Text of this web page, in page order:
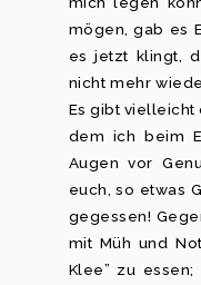
mögen, gab es
es jetzt klingt,
nicht mehr
Es gibt vielleicht
dem ich beim
Augen vor
euch, so etwas
gegessen!
mit Müh und
Klee” zu